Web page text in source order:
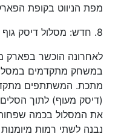
מפת הניווט בקופת
8. חדש: מסלול דיסק גוף
לאחרונה הוכשר בפארק
מתכת. המשתתפים
(דיסק מעוף) לתוך
את המסלול בכמה שפחות
נבנה לשתי רמות